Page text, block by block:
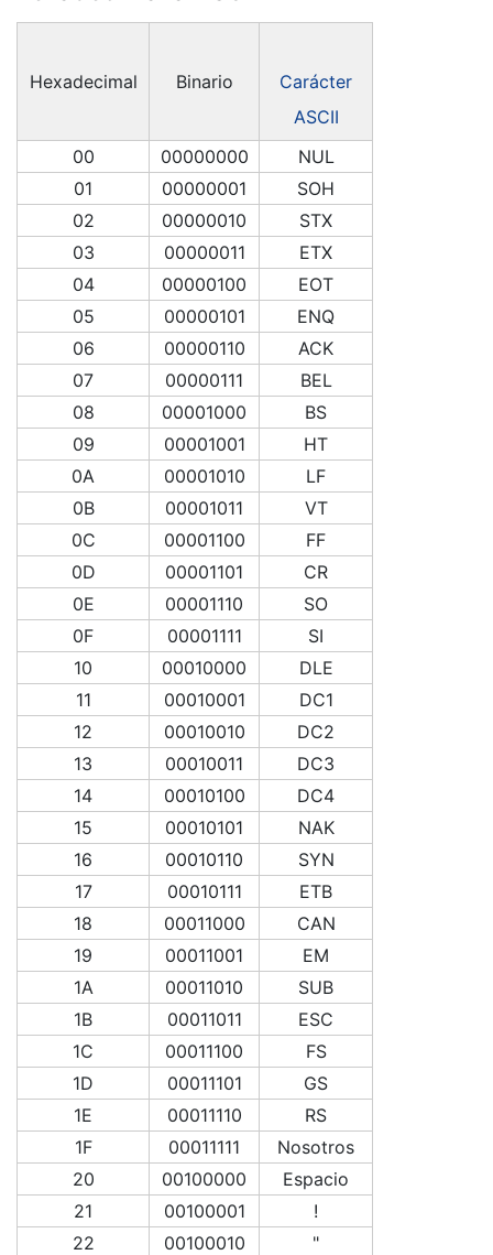
Hexadecimal Binario
Carácter
ASCII
00
00000000
NUL
01
00000001
SOH
02
00000010
STX
03
00000011
ETX
04
00000100
EOT
05
00000101
ENQ
06
00000110
ACK
07
00000111
BEL
08
00001000
BS
09
00001001
HT
0A
00001010
LF
0B
00001011
VT
0C
00001100
FF
0D
00001101
CR
0E
00001110
SO
0F
00001111
SI
10
00010000
DLE
11
00010001
DC1
12
00010010
DC2
13
00010011
DC3
14
00010100
DC4
15
00010101
NAK
16
00010110
SYN
17
00010111
ETB
18
00011000
CAN
19
00011001
EM
1A
00011010
SUB
1B
00011011
ESC
1C
00011100
FS
1D
00011101
GS
1E
00011110
RS
1F
00011111
Nosotros
20
00100000
Espacio
21
00100001
!
22
00100010
"